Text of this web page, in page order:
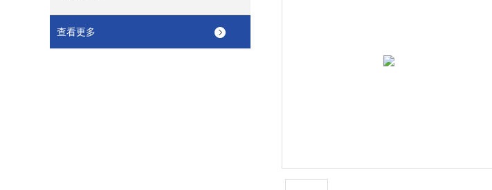
查看更多